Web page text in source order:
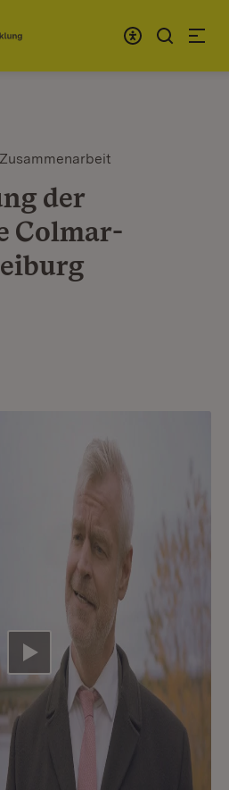
der
Colmar-
Video abspielen